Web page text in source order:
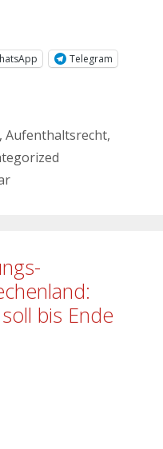
Telegram
, Aufenthaltsrecht,
bis Ende